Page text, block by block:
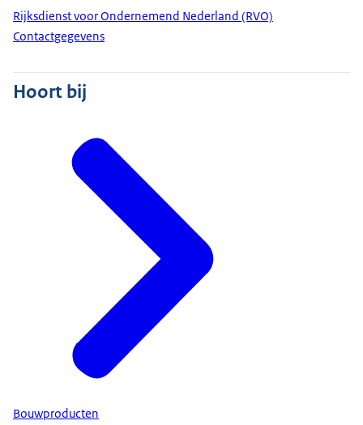
Rijksdienst voor Ondernemend Nederland (RVO)
Contactgegevens
Hoort bij
Bouwproducten